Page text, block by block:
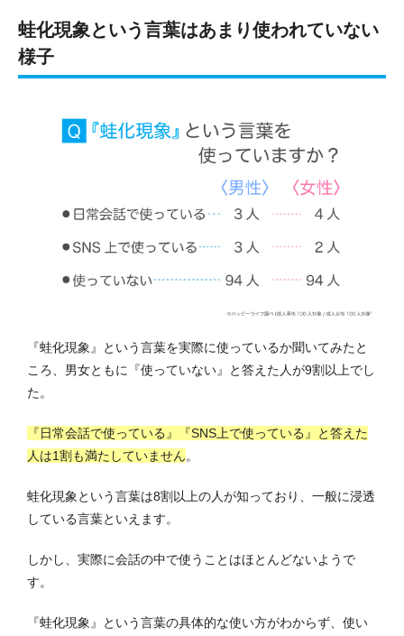
蛙化現象という言葉はあまり使われていない
様子
『蛙化現象』という言葉を実際に使っているか聞いてみたと
ころ、男女ともに『使っていない』と答えた人が9割以上でし
た。
『日常会話で使っている』『SNS上で使っている』と答えた
人は1割も満たしていません。
蛙化現象という言葉は8割以上の人が知っており、一般に浸透
している言葉といえます。
しかし、実際に会話の中で使うことはほとんどないようで
す。
『蛙化現象』という言葉の具体的な使い方がわからず、使い